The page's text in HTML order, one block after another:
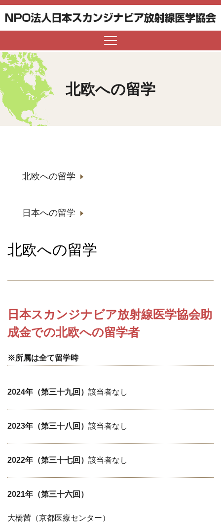
北欧への留学
北欧への留学
日本への留学
北欧への留学
日本スカンジナビア放射線医学協会助
成金での北欧への留学者
※所属は全て留学時
2024年（第三十九回） 該当者なし
2023年（第三十八回） 該当者なし
2022年（第三十七回） 該当者なし
2021年（第三十六回）
大橋茜（京都医療センター）